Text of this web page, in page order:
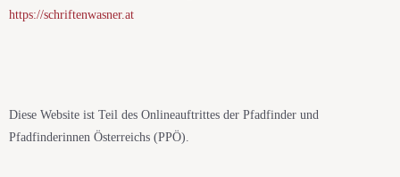
https://schriftenwasner.at
Diese Website ist Teil des Onlineauftrittes der Pfadfinder und
Pfadfinderinnen Österreichs (PPÖ).